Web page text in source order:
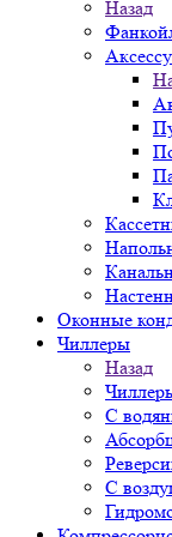
Назад
Оконные
Чиллеры
Назад
С
С